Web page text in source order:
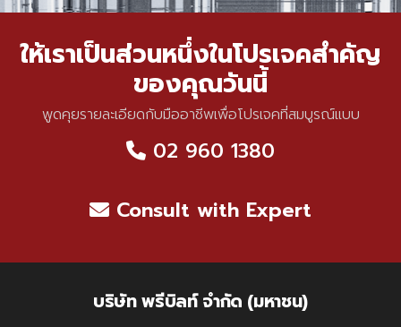
ให้เราเป็นส่วนหนึ่งในโปรเจคสำคัญ
ของคุณวันนี้
พูดคุยรายละเอียดกับมืออาชีพเพื่อโปรเจคที่สมบูรณ์แบบ
02 960 1380
Consult with Expert
บริษัท พรีบิลท์ จำกัด (มหาชน)